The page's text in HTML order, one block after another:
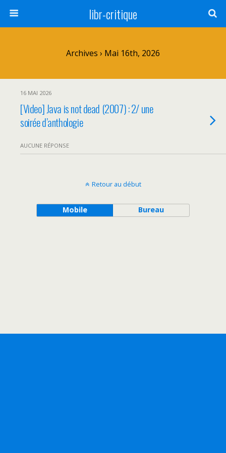
libr-critique
Archives › Mai 16th, 2026
16 MAI 2026
[Video] Java is not dead (2007) : 2/ une
soirée d’anthologie
AUCUNE RÉPONSE
Retour au début
Mobile Bureau